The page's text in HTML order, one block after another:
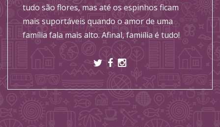
tudo são flores, mas até os espinhos ficam
mais suportáveis quando o amor de uma
família fala mais alto. Afinal, famiília é tudo!